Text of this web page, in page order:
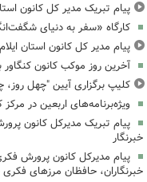
پیام تبریک مدیر کل کانون
کارگاه «سفر به دنیای
پیام مدیر کل کانون استان ایلام
آخرین روز موکب کانون کنگاور
کلیپ برگزاری آیین "چهل روز، چهل
ویژه‌برنامه‌های اربعین در
پیام تبریک مدیرکل کانون
خبرنگار
پیام مدیرکل کانون پرورش
خبرنگاران، حافظان مرزهای